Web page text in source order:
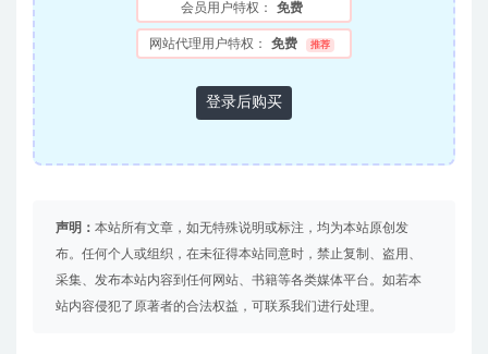
会员用户特权： 免费
网站代理用户特权： 免费 推荐
登录后购买
声明： 本站所有文章，如无特殊说明或标注，均为本站原创发
布。任何个人或组织，在未征得本站同意时，禁止复制、盗用、
采集、发布本站内容到任何网站、书籍等各类媒体平台。如若本
站内容侵犯了原著者的合法权益，可联系我们进行处理。